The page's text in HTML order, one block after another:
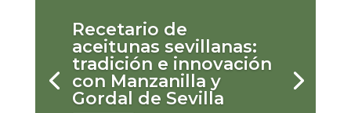
Recetario de
aceitunas sevillanas:
tradición e innovación
con Manzanilla y
Gordal de Sevilla